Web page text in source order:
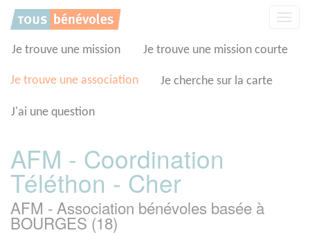
Je trouve une mission Je trouve une mission courte
Je trouve une association Je cherche sur la carte
J'ai une question
AFM - Coordination
Téléthon - Cher
AFM - Association bénévoles basée à
BOURGES (18)
Panneau de gestion des cookies